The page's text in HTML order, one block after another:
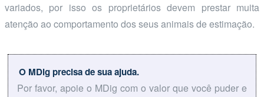
variados, por isso os proprietários devem prestar muita
atenção ao comportamento dos seus animais de estimação.
O MDig precisa de sua ajuda.
Por favor, apoie o MDig com o valor que você puder e